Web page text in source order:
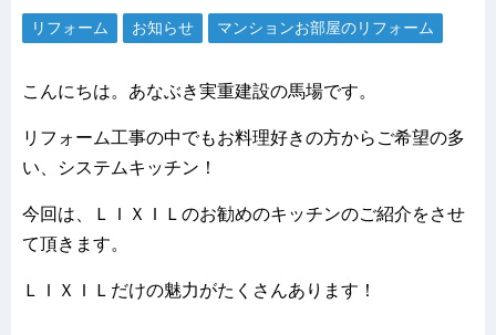
リフォーム お知らせ マンションお部屋のリフォーム
こんにちは。あなぶき実重建設の馬場です。
リフォーム工事の中でもお料理好きの方からご希望の多
い、システムキッチン！
今回は、ＬＩＸＩＬのお勧めのキッチンのご紹介をさせ
て頂きます。
ＬＩＸＩＬだけの魅力がたくさんあります！